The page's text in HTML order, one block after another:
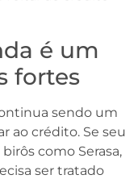
é um
fortes
sendo um
ao crédito. Se seu
como Serasa,
ser tratado